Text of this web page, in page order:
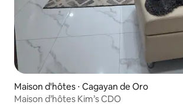
Maison d'hôtes ⋅ Cagayan de Oro
Maison d’hôtes Kim’s CDO